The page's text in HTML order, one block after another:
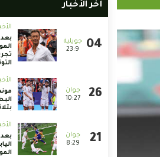
أخر الأخبار
23:9
10:27
8:29